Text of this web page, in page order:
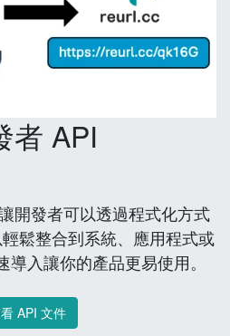
者 API
開發者可以透過程式化方式
鬆整合到系統、應用程式或
入讓你的產品更易使用。
API 文件